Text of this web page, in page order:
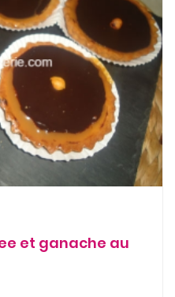
et ganache au